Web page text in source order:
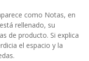
como Notas, en
rellenado, su
de producto. Si explica
el espacio y la